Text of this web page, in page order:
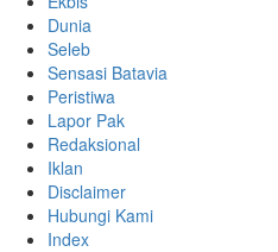
Dunia
Seleb
Sensasi Batavia
Peristiwa
Lapor Pak
Redaksional
Iklan
Disclaimer
Hubungi Kami
Index